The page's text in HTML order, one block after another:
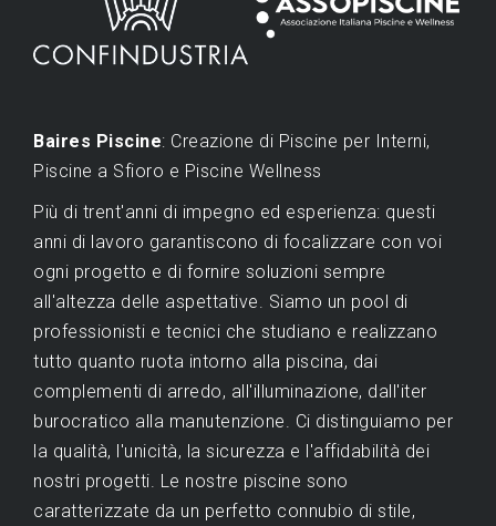
Baires Piscine: Creazione di Piscine per Interni,
Piscine a Sfioro e Piscine Wellness
Più di trent'anni di impegno ed esperienza: questi
anni di lavoro garantiscono di focalizzare con voi
ogni progetto e di fornire soluzioni sempre
all'altezza delle aspettative. Siamo un pool di
professionisti e tecnici che studiano e realizzano
tutto quanto ruota intorno alla piscina, dai
complementi di arredo, all'illuminazione, dall'iter
burocratico alla manutenzione. Ci distinguiamo per
la qualità, l'unicità, la sicurezza e l'affidabilità dei
nostri progetti. Le nostre piscine sono
caratterizzate da un perfetto connubio di stile,